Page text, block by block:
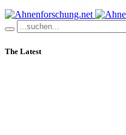
The Latest